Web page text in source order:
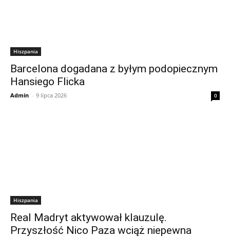
Hiszpania
Barcelona dogadana z byłym podopiecznym
Hansiego Flicka
Admin - 9 lipca 2026 0
Hiszpania
Real Madryt aktywował klauzulę.
Przyszłość Nico Paza wciąż niepewna